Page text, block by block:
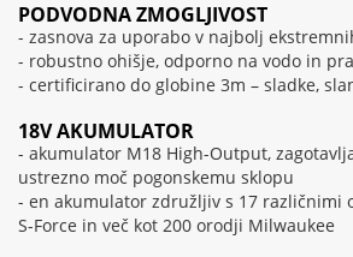
PODVODNA ZMOGLJIVOST
- zasnova za uporabo v najbolj
- robustno ohišje, odporno na vodo in
- certificirano do globine 3m – sladke,
18V AKUMULATOR
- akumulator M18 High-Output,
ustrezno moč pogonskemu sklopu
- en akumulator združljiv s 17 različnimi
S-Force in več kot 200 orodji Milwaukee